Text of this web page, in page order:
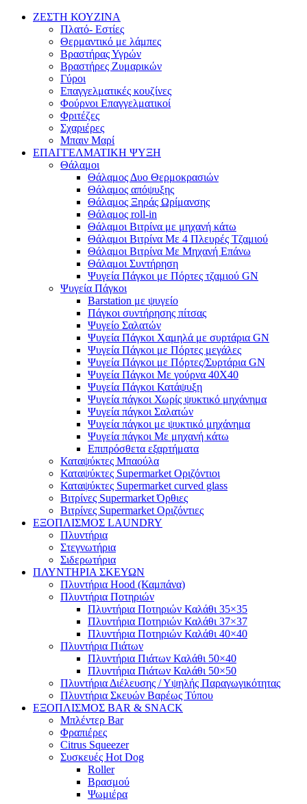
ΖΕΣΤΗ ΚΟΥΖΙΝΑ
Πλατό- Εστίες
Θερμαντικό με λάμπες
Βραστήρας Υγρών
Βραστήρες Ζυμαρικών
Γύροι
Επαγγελματικές κουζίνες
Φούρνοι Επαγγελματικοί
Φριτέζες
Σχαριέρες
Μπαιν Μαρί
ΕΠΑΓΓΕΛΜΑΤΙΚΗ ΨΥΞΗ
Θάλαμοι
Θάλαμος Δυο Θερμοκρασιών
Θάλαμος απόψυξης
Θάλαμος Ξηράς Ωρίμανσης
Θάλαμος roll-in
Θάλαμοι Βιτρίνα με μηχανή κάτω
Θάλαμοι Βιτρίνα Με 4 Πλευρές Τζαμιού
Θάλαμοι Βιτρίνα Με Μηχανή Επάνω
Θάλαμοι Συντήρηση
Ψυγεία Πάγκοι με Πόρτες τζαμιού GN
Ψυγεία Πάγκοι
Barstation με ψυγείο
Πάγκοι συντήρησης πίτσας
Ψυγείο Σαλατών
Ψυγεία Πάγκοι Χαμηλά με συρτάρια GN
Ψυγεία Πάγκοι με Πόρτες μεγάλες
Ψυγεία Πάγκοι με Πόρτες/Συρτάρια GN
Ψυγεία Πάγκοι Με γούρνα 40Χ40
Ψυγεία Πάγκοι Κατάψυξη
Ψυγεία πάγκοι Χωρίς ψυκτικό μηχάνημα
Ψυγεία πάγκοι Σαλατών
Ψυγεία πάγκοι με ψυκτικό μηχάνημα
Ψυγεία πάγκοι Με μηχανή κάτω
Επιπρόσθετα εξαρτήματα
Καταψύκτες Μπαούλα
Καταψύκτες Supermarket Οριζόντιοι
Καταψύκτες Supermarket curved glass
Βιτρίνες Supermarket Όρθιες
Βιτρίνες Supermarket Οριζόντιες
ΕΞΟΠΛΙΣΜΟΣ LAUNDRY
Πλυντήρια
Στεγνωτήρια
Σιδερωτήρια
ΠΛΥΝΤΗΡΙΑ ΣΚΕΥΩΝ
Πλυντήρια Hood (Καμπάνα)
Πλυντήρια Ποτηριών
Πλυντήρια Ποτηριών Καλάθι 35×35
Πλυντήρια Ποτηριών Καλάθι 37×37
Πλυντήρια Ποτηριών Καλάθι 40×40
Πλυντήρια Πιάτων
Πλυντήρια Πιάτων Καλάθι 50×40
Πλυντήρια Πιάτων Καλάθι 50×50
Πλυντήρια Διέλευσης / Υψηλής Παραγωγικότητας
Πλυντήρια Σκευών Βαρέως Τύπου
ΕΞΟΠΛΙΣΜΟΣ BAR & SNACK
Μπλέντερ Bar
Φραπιέρες
Citrus Squeezer
Συσκευές Hot Dog
Roller
Βρασμού
Ψωμιέρα